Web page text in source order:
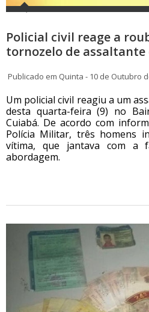
Policial civil reage a
tornozelo de assaltante
Publicado em Quinta - 10 de Outubro
Um policial civil reagiu a um
desta quarta-feira (9) no
Cuiabá. De acordo com
Polícia Militar, três homens
vítima, que jantava com a
abordagem.